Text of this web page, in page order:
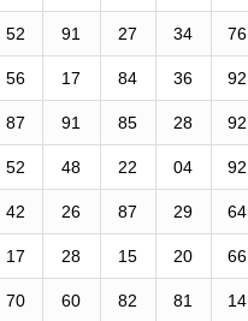
52 91 27 34 76
56 17 84 36 92
87 91 85 28 92
52 48 22 04 92
42 26 87 29 64
17 28 15 20 66
70 60 82 81 14